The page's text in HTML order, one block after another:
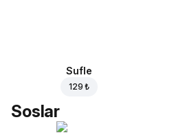
Sufle
129 ₺
Soslar